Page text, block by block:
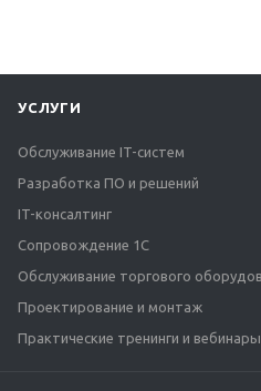
УСЛУГИ
Обслуживание IT-систем
Разработка ПО и решений
IT-консалтинг
Сопровождение 1С
Обслуживание торгового
Проектирование и монтаж
Практические тренинги и вебинары